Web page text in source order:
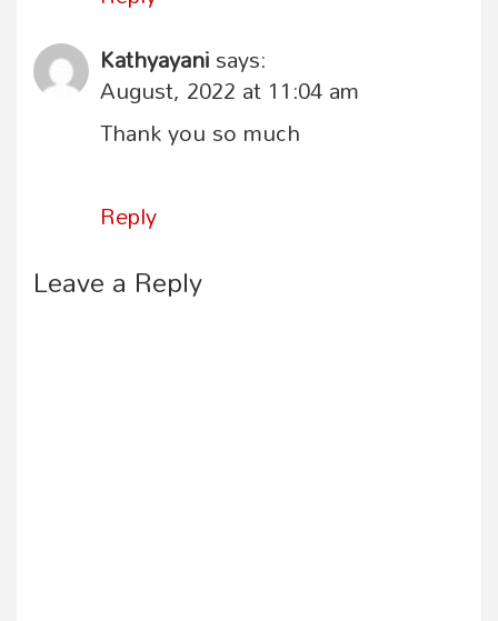
Kathyayanisays:
August, 2022 at 11:04 am
Thank you so much
Reply
Leave a Reply